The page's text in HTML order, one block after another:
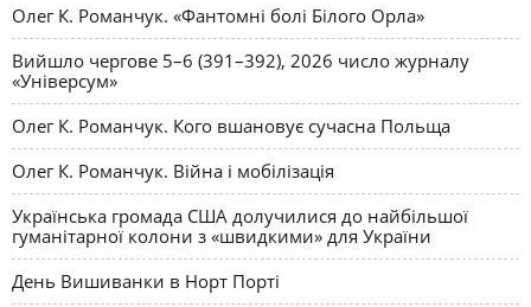
Олег К. Романчук. «Фантомні болі Білого Орла»
Вийшло чергове 5–6 (391–392), 2026 число журналу
«Універсум»
Олег К. Романчук. Кого вшановує сучасна Польща
Олег К. Романчук. Війна і мобілізація
Українська громада США долучилися до найбільшої
гуманітарної колони з «швидкими» для України
День Вишиванки в Норт Порті